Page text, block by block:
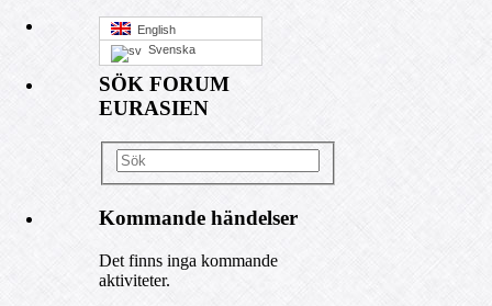
English
Svenska
SÖK FORUM
EURASIEN
Kommande händelser
Det finns inga kommande
aktiviteter.